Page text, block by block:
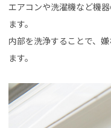
エアコンや洗濯機など機
ます。
内部を洗浄することで、
ます。